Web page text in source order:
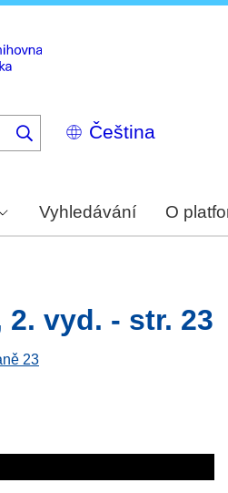
Select
your
Vyhledávání O
vyd. - str. 23
23